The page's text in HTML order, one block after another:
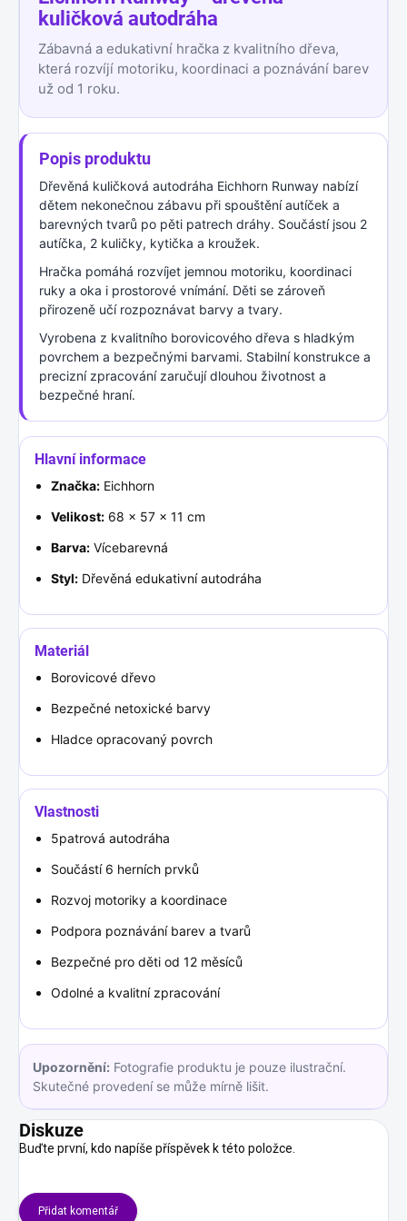
kuličková autodráha
Zábavná a edukativní hračka z kvalitního dřeva,
která rozvíjí motoriku, koordinaci a poznávání barev
už od 1 roku.
Popis produktu
Dřevěná kuličková autodráha Eichhorn Runway nabízí
dětem nekonečnou zábavu při spouštění autíček a
barevných tvarů po pěti patrech dráhy. Součástí jsou 2
autíčka, 2 kuličky, kytička a kroužek.
Hračka pomáhá rozvíjet jemnou motoriku, koordinaci
ruky a oka i prostorové vnímání. Děti se zároveň
přirozeně učí rozpoznávat barvy a tvary.
Vyrobena z kvalitního borovicového dřeva s hladkým
povrchem a bezpečnými barvami. Stabilní konstrukce a
precizní zpracování zaručují dlouhou životnost a
bezpečné hraní.
Hlavní informace
Značka: Eichhorn
Velikost: 68 × 57 × 11 cm
Barva: Vícebarevná
Styl: Dřevěná edukativní autodráha
Materiál
Borovicové dřevo
Bezpečné netoxické barvy
Hladce opracovaný povrch
Vlastnosti
5patrová autodráha
Součástí 6 herních prvků
Rozvoj motoriky a koordinace
Podpora poznávání barev a tvarů
Bezpečné pro děti od 12 měsíců
Odolné a kvalitní zpracování
Upozornění: Fotografie produktu je pouze ilustrační.
Skutečné provedení se může mírně lišit.
Diskuze
Buďte první, kdo napíše příspěvek k této položce.
Přidat komentář